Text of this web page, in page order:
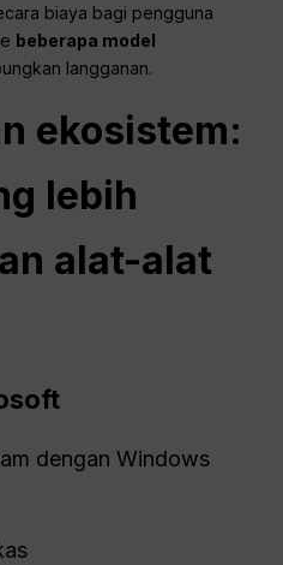
biaya bagi pengguna
beberapa model
langganan.
ekosistem:
lebih
alat-alat
dengan Windows